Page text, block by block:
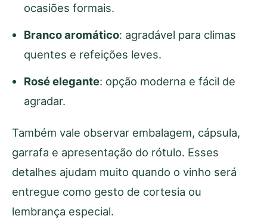
ocasiões formais.
Branco aromático: agradável para climas
quentes e refeições leves.
Rosé elegante: opção moderna e fácil de
agradar.
Também vale observar embalagem, cápsula,
garrafa e apresentação do rótulo. Esses
detalhes ajudam muito quando o vinho será
entregue como gesto de cortesia ou
lembrança especial.